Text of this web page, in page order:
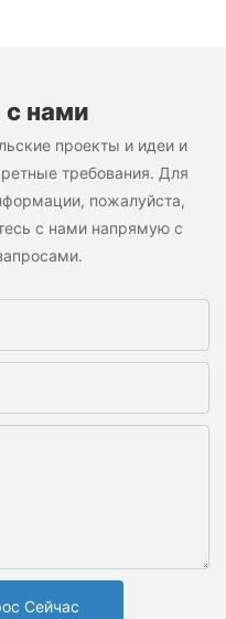
с нами
проекты и идеи и
требования. Для
пожалуйста,
с нами напрямую с
Сейчас